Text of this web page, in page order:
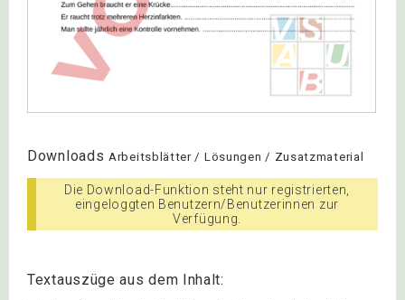
Downloads Arbeitsblätter / Lösungen / Zusatzmaterial
Die Download-Funktion steht nur registrierten,
eingeloggten Benutzern/Benutzerinnen zur
Verfügung.
Textauszüge aus dem Inhalt: